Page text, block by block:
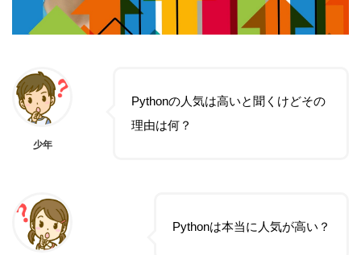
少年
Pythonの人気は高いと聞くけどその
理由は何？
Pythonは本当に人気が高い？